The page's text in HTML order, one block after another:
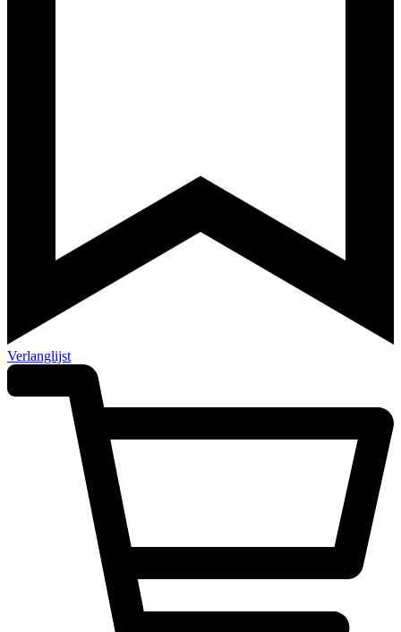
Verlanglijst